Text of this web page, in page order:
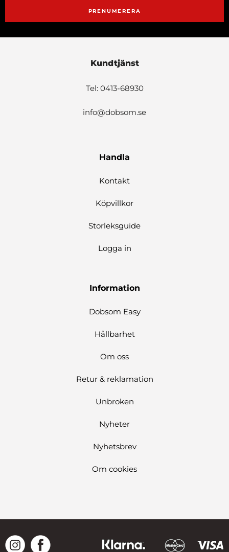
PRENUMERERA
Kundtjänst
Tel: 0413-68930
info@dobsom.se
Handla
Kontakt
Köpvillkor
Storleksguide
Logga in
Information
Dobsom Easy
Hållbarhet
Om oss
Retur & reklamation
Unbroken
Nyheter
Nyhetsbrev
Om cookies